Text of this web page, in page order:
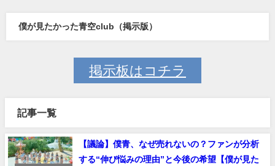
僕が見たかった青空club（掲示版）
掲示板はコチラ
記事一覧
【議論】僕青、なぜ売れないの？ファンが分析
する“伸び悩みの理由”と今後の希望【僕が見た